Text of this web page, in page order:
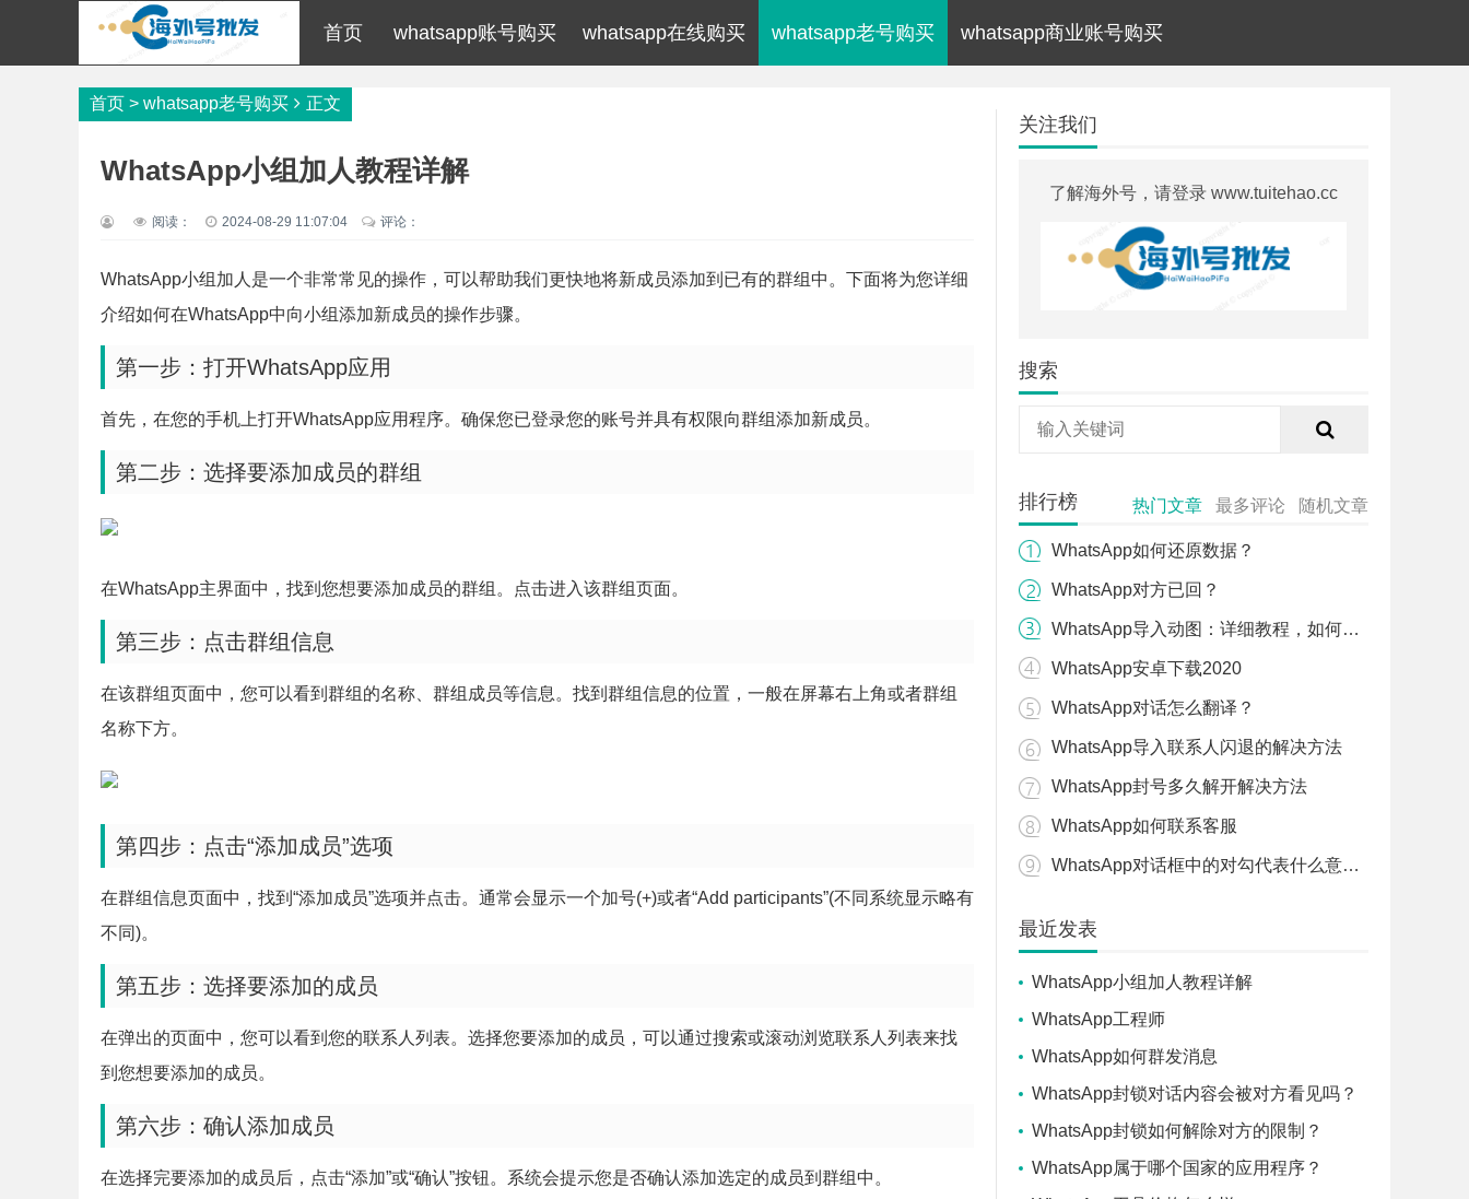
首页 whatsapp账号购买 whatsapp在线购买 whatsapp老号购买 whatsapp商业账号购买
首页 > whatsapp老号购买 正文
WhatsApp小组加人教程详解
阅读： 2024-08-29 11:07:04 评论：
WhatsApp小组加人是一个非常常见的操作，可以帮助我们更快地将新成员添加到已有的群组中。下面将为您详细
介绍如何在WhatsApp中向小组添加新成员的操作步骤。
第一步：打开WhatsApp应用
首先，在您的手机上打开WhatsApp应用程序。确保您已登录您的账号并具有权限向群组添加新成员。
第二步：选择要添加成员的群组
在WhatsApp主界面中，找到您想要添加成员的群组。点击进入该群组页面。
第三步：点击群组信息
在该群组页面中，您可以看到群组的名称、群组成员等信息。找到群组信息的位置，一般在屏幕右上角或者群组
名称下方。
第四步：点击“添加成员”选项
在群组信息页面中，找到“添加成员”选项并点击。通常会显示一个加号(+)或者“Add participants”(不同系统显示略有
不同)。
第五步：选择要添加的成员
在弹出的页面中，您可以看到您的联系人列表。选择您要添加的成员，可以通过搜索或滚动浏览联系人列表来找
到您想要添加的成员。
第六步：确认添加成员
在选择完要添加的成员后，点击“添加”或“确认”按钮。系统会提示您是否确认添加选定的成员到群组中。
关注我们
了解海外号，请登录 www.tuitehao.cc
搜索
排行榜 热门文章 最多评论 随机文章
WhatsApp如何还原数据？
WhatsApp对方已回？
WhatsApp导入动图：详细教程，如何导入动态表情到WhatsApp？
WhatsApp安卓下载2020
WhatsApp对话怎么翻译？
WhatsApp导入联系人闪退的解决方法
WhatsApp封号多久解开解决方法
WhatsApp如何联系客服
WhatsApp对话框中的对勾代表什么意思？
最近发表
WhatsApp小组加人教程详解
WhatsApp工程师
WhatsApp如何群发消息
WhatsApp封锁对话内容会被对方看见吗？
WhatsApp封锁如何解除对方的限制？
WhatsApp属于哪个国家的应用程序？